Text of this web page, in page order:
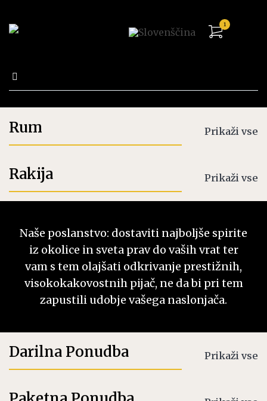
1
Rum Prikaži vse
Rakija Prikaži vse
Naše poslanstvo: dostaviti najboljše spirite
iz okolice in sveta prav do vaših vrat ter
vam s tem olajšati odkrivanje prestižnih,
visokokakovostnih pijač, ne da bi pri tem
zapustili udobje vašega naslonjača.
Darilna Ponudba Prikaži vse